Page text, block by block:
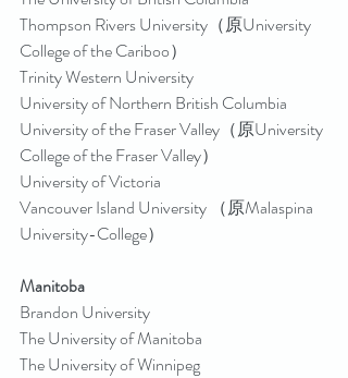
Thompson Rivers University（原University
College of the Cariboo）
Trinity Western University
University of Northern British Columbia
University of the Fraser Valley（原University
College of the Fraser Valley）
University of Victoria
Vancouver Island University （原Malaspina
University-College）
Manitoba
Brandon University
The University of Manitoba
The University of Winnipeg